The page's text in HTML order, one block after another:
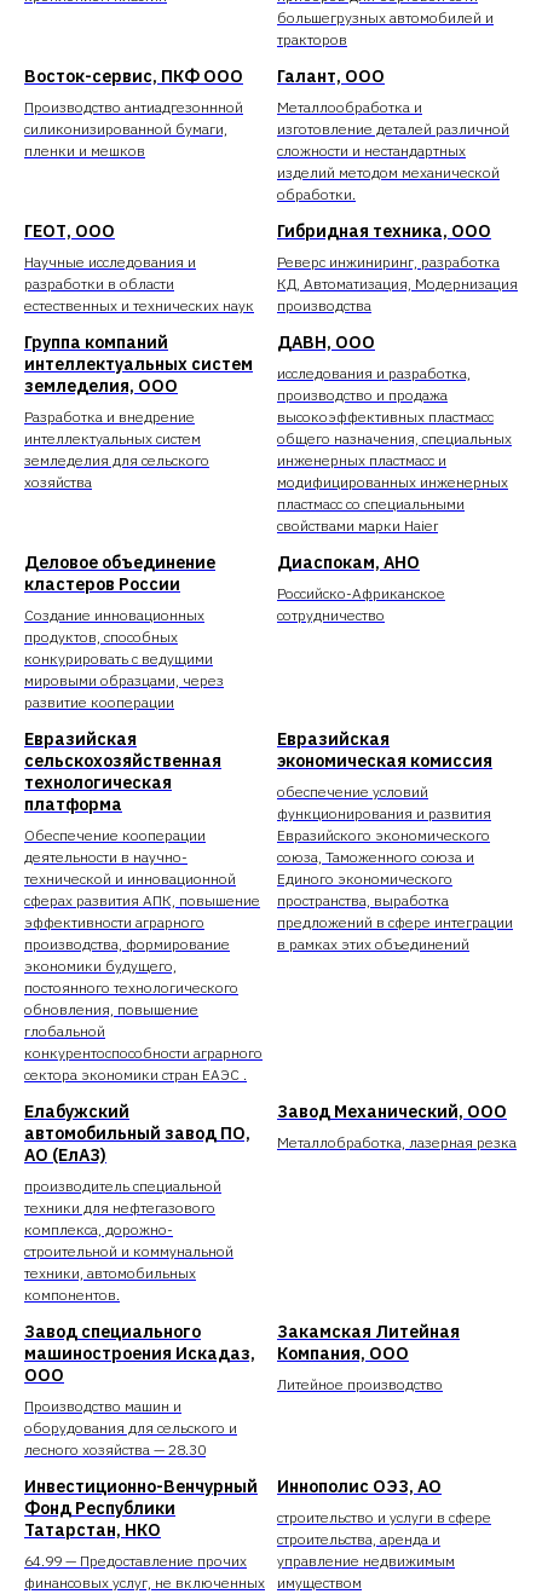
большегрузных автомобилей и
тракторов
Восток-сервис, ПКФ ООО
Производство антиадгезоннной
силиконизированной бумаги,
пленки и мешков
Галант, ООО
Металлообработка и
изготовление деталей различной
сложности и нестандартных
изделий методом механической
обработки.
ГЕОТ, ООО
Научные исследования и
разработки в области
естественных и технических наук
Гибридная техника, ООО
Реверс инжиниринг, разработка
КД, Автоматизация, Модернизация
производства
Группа компаний
интеллектуальных систем
земледелия, ООО
Разработка и внедрение
интеллектуальных систем
земледелия для сельского
хозяйства
ДАВН, ООО
исследования и разработка,
производство и продажа
высокоэффективных пластмасс
общего назначения, специальных
инженерных пластмасс и
модифицированных инженерных
пластмасс со специальными
свойствами марки Haier
Деловое объединение
кластеров России
Создание инновационных
продуктов, способных
конкурировать с ведущими
мировыми образцами, через
развитие кооперации
Диаспокам, АНО
Российско-Африканское
сотрудничество
Евразийская
сельскохозяйственная
технологическая
платформа
Обеспечение кооперации
деятельности в научно-
технической и инновационной
сферах развития АПК, повышение
эффективности аграрного
производства, формирование
экономики будущего,
постоянного технологического
обновления, повышение
глобальной
конкурентоспособности аграрного
сектора экономики стран ЕАЭС .
Евразийская
экономическая комиссия
обеспечение условий
функционирования и развития
Евразийского экономического
союза, Таможенного союза и
Единого экономического
пространства, выработка
предложений в сфере интеграции
в рамках этих объединений
Елабужский
автомобильный завод ПО,
АО (ЕлАЗ)
производитель специальной
техники для нефтегазового
комплекса, дорожно-
строительной и коммунальной
техники, автомобильных
компонентов.
Завод Механический, ООО
Металлобработка, лазерная резка
Завод специального
машиностроения Искадаз,
ООО
Производство машин и
оборудования для сельского и
лесного хозяйства — 28.30
Закамская Литейная
Компания, ООО
Литейное производство
Инвестиционно-Венчурный
Фонд Республики
Татарстан, НКО
64.99 — Предоставление прочих
финансовых услуг, не включенных
Иннополис ОЭЗ, АО
строительство и услуги в сфере
строительства, аренда и
управление недвижимым
имуществом